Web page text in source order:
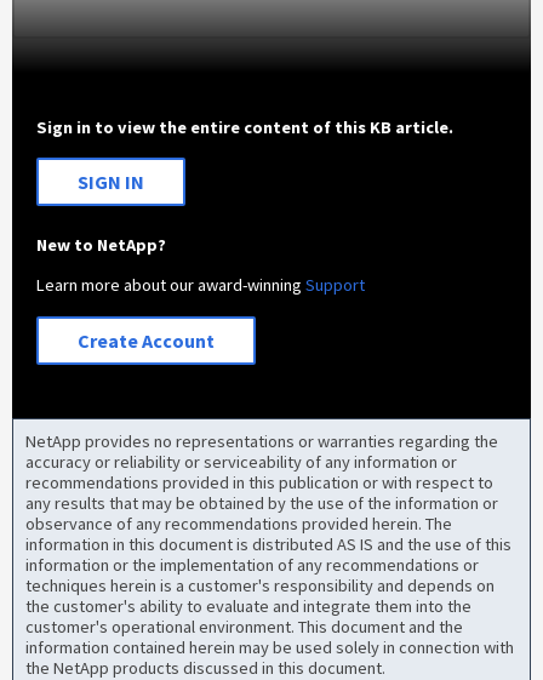
Sign in to view the entire content of this KB article.
SIGN IN
New to NetApp?
Learn more about our award-winningSupport
Create Account
NetApp provides no representations or warranties regarding the
accuracy or reliability or serviceability of any information or
recommendations provided in this publication or with respect to
any results that may be obtained by the use of the information or
observance of any recommendations provided herein. The
information in this document is distributed AS IS and the use of this
information or the implementation of any recommendations or
techniques herein is a customer's responsibility and depends on
the customer's ability to evaluate and integrate them into the
customer's operational environment. This document and the
information contained herein may be used solely in connection with
the NetApp products discussed in this document.